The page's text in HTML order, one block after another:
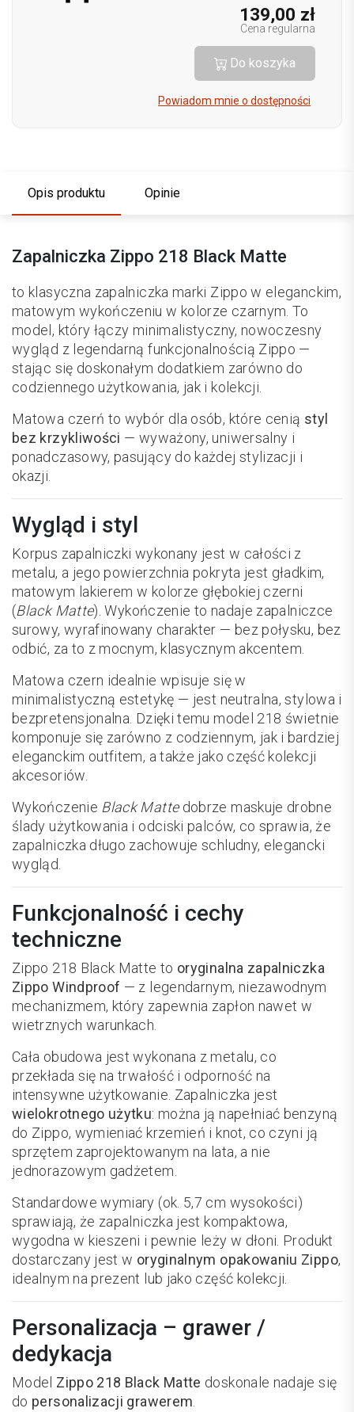
139,00 zł
Cena regularna
Do koszyka
Powiadom mnie o dostępności
Opis produktu Opinie
Zapalniczka Zippo 218 Black Matte
to klasyczna zapalniczka marki Zippo w eleganckim,
matowym wykończeniu w kolorze czarnym. To
model, który łączy minimalistyczny, nowoczesny
wygląd z legendarną funkcjonalnością Zippo —
stając się doskonałym dodatkiem zarówno do
codziennego użytkowania, jak i kolekcji.
Matowa czerń to wybór dla osób, które cenią styl
bez krzykliwości — wyważony, uniwersalny i
ponadczasowy, pasujący do każdej stylizacji i
okazji.
Wygląd i styl
Korpus zapalniczki wykonany jest w całości z
metalu, a jego powierzchnia pokryta jest gładkim,
matowym lakierem w kolorze głębokiej czerni
(Black Matte). Wykończenie to nadaje zapalniczce
surowy, wyrafinowany charakter — bez połysku, bez
odbić, za to z mocnym, klasycznym akcentem.
Matowa czern idealnie wpisuje się w
minimalistyczną estetykę — jest neutralna, stylowa i
bezpretensjonalna. Dzięki temu model 218 świetnie
komponuje się zarówno z codziennym, jak i bardziej
eleganckim outfitem, a także jako część kolekcji
akcesoriów.
Wykończenie Black Mattedobrze maskuje drobne
ślady użytkowania i odciski palców, co sprawia, że
zapalniczka długo zachowuje schludny, elegancki
wygląd.
Funkcjonalność i cechy
techniczne
Zippo 218 Black Matte to oryginalna zapalniczka
Zippo Windproof — z legendarnym, niezawodnym
mechanizmem, który zapewnia zapłon nawet w
wietrznych warunkach.
Cała obudowa jest wykonana z metalu, co
przekłada się na trwałość i odporność na
intensywne użytkowanie. Zapalniczka jest
wielokrotnego użytku: można ją napełniać benzyną
do Zippo, wymieniać krzemień i knot, co czyni ją
sprzętem zaprojektowanym na lata, a nie
jednorazowym gadżetem.
Standardowe wymiary (ok. 5,7 cm wysokości)
sprawiają, że zapalniczka jest kompaktowa,
wygodna w kieszeni i pewnie leży w dłoni. Produkt
dostarczany jest w oryginalnym opakowaniu Zippo,
idealnym na prezent lub jako część kolekcji.
Personalizacja – grawer /
dedykacja
Model Zippo 218 Black Matte doskonale nadaje się
do personalizacji grawerem.